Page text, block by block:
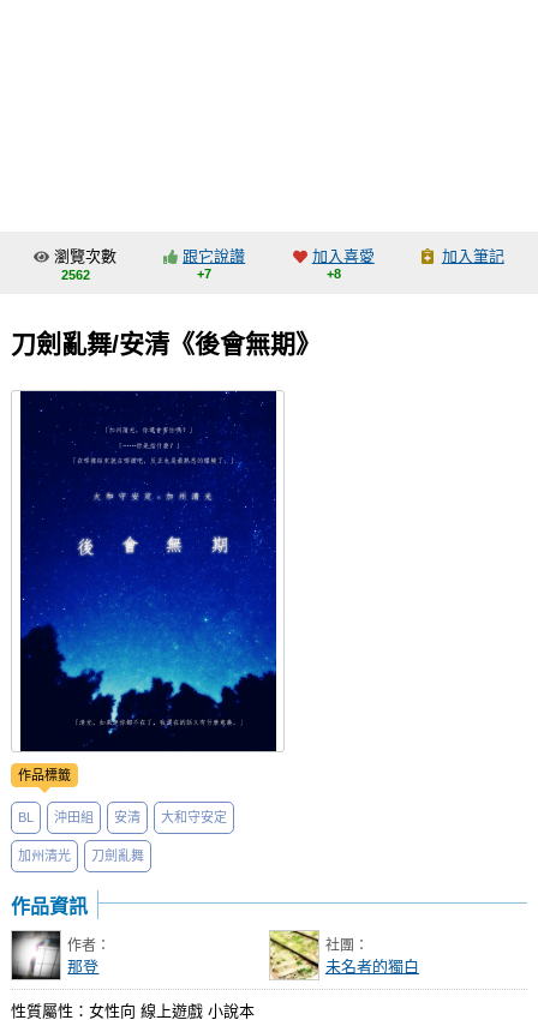
交流中心
會員功能選單
會員中心
註冊會員
登入
瀏覽次數
2562
跟它說讚
+7
加入喜愛
+8
加入筆記
刀劍亂舞/安清《後會無期》
作品標籤
BL 沖田組 安清 大和守安定
加州清光 刀劍亂舞
作品資訊
作者：
那登
社團：
未名者的獨白
性質屬性：女性向 線上遊戲 小說本